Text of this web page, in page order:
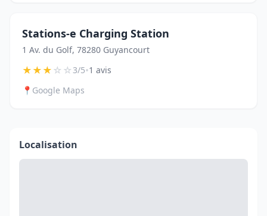
Stations-e Charging Station
1 Av. du Golf, 78280 Guyancourt
★★★☆☆3/5•1 avis
📍 Google Maps
Localisation